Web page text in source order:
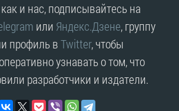
и нас, подписывайтесь на
или Яндекс.Дзене, группу
профиль вTwitter, чтобы
узнавать о том, что
разработчики и издатели.